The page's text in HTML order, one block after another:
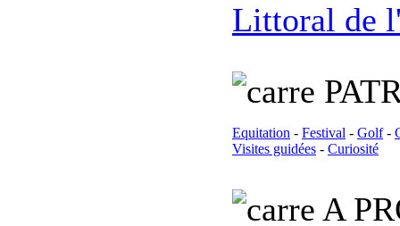
Littoral de
Equitation - Festival - Golf-
Visites guidées - Curiosité
A